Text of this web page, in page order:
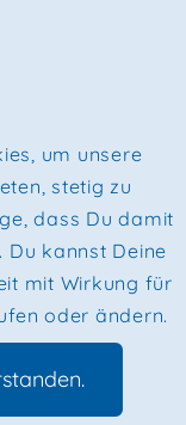
um unsere
stetig zu
dass Du damit
Du kannst Deine
mit Wirkung für
oder ändern.